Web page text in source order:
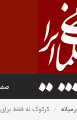
کرکوک نه فقط